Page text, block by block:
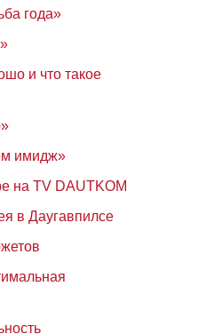
года»
и что такое
имидж»
на TV DAUTKOM
в Даугавпилсе